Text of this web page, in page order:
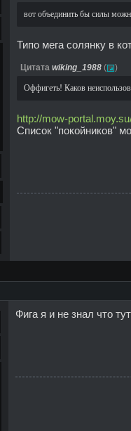
вот объединить бы силы
Типо мега солянку в
Цитата wiking_1988 ( )
Оффигеть! Каков
http://mow-
Список "покойников"
Фига я и не знал что